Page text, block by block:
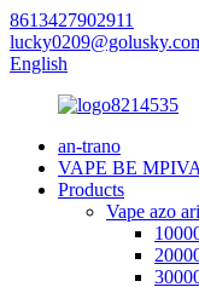
8613427902911
English
an-trano
VAPE BE
Products
Vape azo